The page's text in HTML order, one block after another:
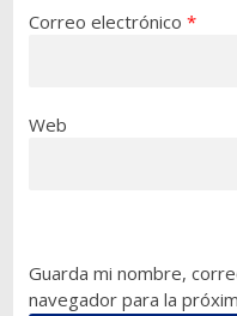
Correo electrónico *
Web
Guarda mi nombre,
navegador para la